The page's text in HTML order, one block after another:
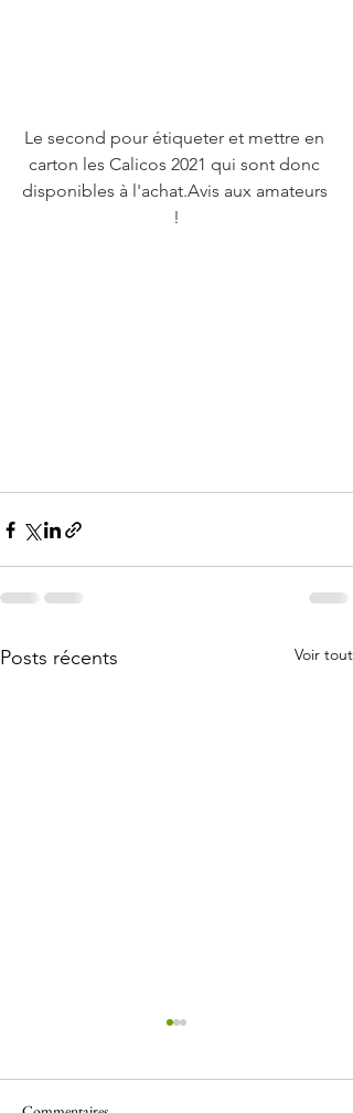
Le second pour étiqueter et mettre en
carton les Calicos 2021 qui sont donc
disponibles à l'achat.Avis aux amateurs
!
Posts récents Voir tout